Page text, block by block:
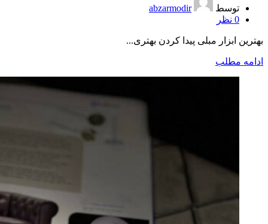
توسط
abzarmodir
0 نظر
بهترین ابزار مبلی پیدا کردن بهتری...
ادامه مطلب